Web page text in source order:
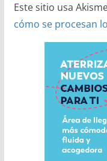
Este sitio usa
cómo se procesan